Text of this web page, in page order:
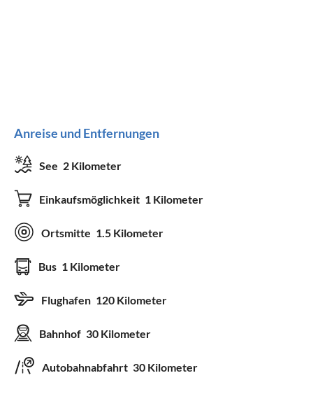
Handtücher
Satelliten-/Kabel-TV
Kinderbett
Föhn
Geeignet für
Nichtraucher
Anreise und Entfernungen
See 2 Kilometer
Einkaufsmöglichkeit 1 Kilometer
Ortsmitte 1.5 Kilometer
Bus 1 Kilometer
Flughafen 120 Kilometer
Bahnhof 30 Kilometer
Autobahnabfahrt 30 Kilometer